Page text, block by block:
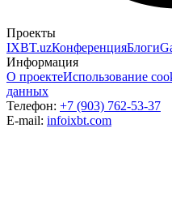
Проекты
IXBT.uzКонференцияБлоги
Информация
О проектеИспользование
данных
Телефон: +7 (903) 762-53-37
E-mail: infoixbt.com